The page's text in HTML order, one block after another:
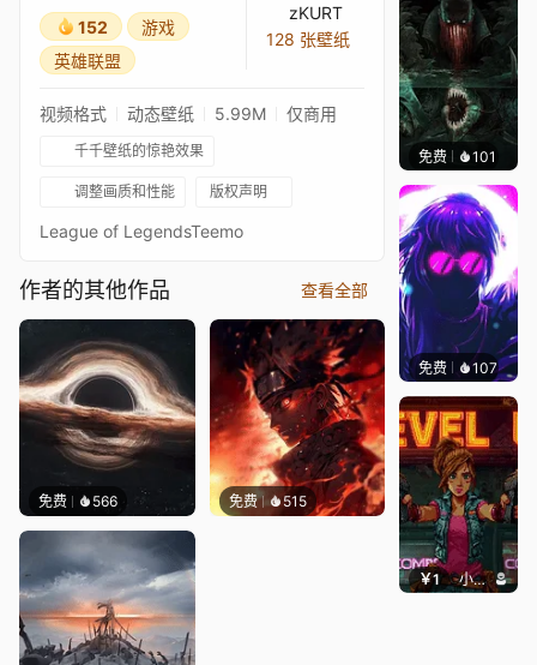
152
游戏
英雄联盟
zKURT
128 张壁纸
视频格式 动态壁纸 5.99M 仅商用
千千壁纸的惊艳效果
调整画质和性能 版权声明
League of LegendsTeemo
作者的其他作品 查看全部
免费 566 免费 515
免费 101Kyllar
免费 107VortFX
￥1 小鹿子